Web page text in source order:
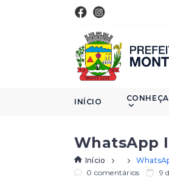
INÍCIO
WhatsApp
Início
0 comentários
9